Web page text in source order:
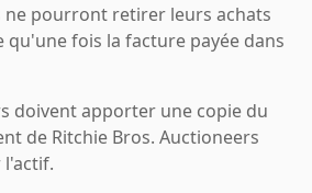
ne pourront retirer leurs achats
qu'une fois la facture payée dans
doivent apporter une copie du
de Ritchie Bros. Auctioneers